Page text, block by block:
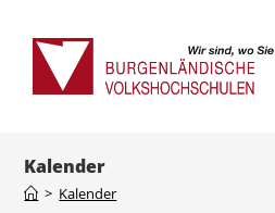
Kalender
> Kalender